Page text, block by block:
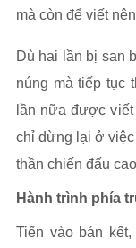
mà còn để viết
Dù hai lần bị san
núng mà tiếp tục
lần nữa được
chỉ dừng lại ở
thần chiến đấu
Hành trình phía
Tiến vào bán